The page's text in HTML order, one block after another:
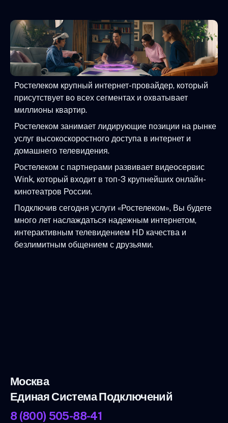
Ростелеком крупный интернет-провайдер, который
присутствует во всех сегментах и охватывает
миллионы квартир.
Ростелеком занимает лидирующие позиции на рынке
услуг высокоскоростного доступа в интернет и
домашнего телевидения.
Ростелеком с партнерами развивает видеосервис
Wink, который входит в топ-3 крупнейших онлайн-
кинотеатров России.
Подключив сегодня услуги «Ростелеком», Вы будете
много лет наслаждаться надежным интернетом,
интерактивным телевидением HD качества и
безлимитным общением с друзьями.
Москва
Единая Система Подключений
8 (800) 505-88-41